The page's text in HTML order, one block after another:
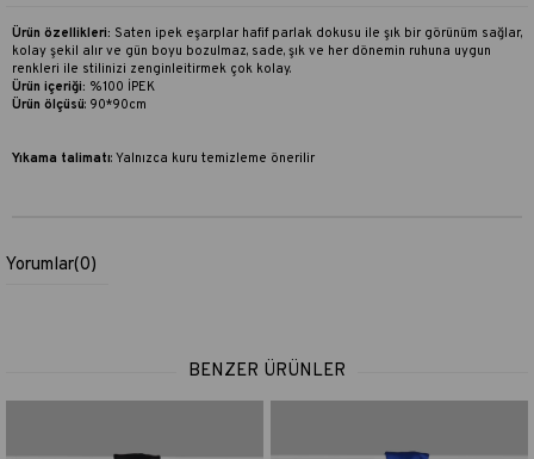
Ürün özellikleri: Saten ipek eşarplar hafif parlak dokusu ile şık bir görünüm sağlar,
kolay şekil alır ve gün boyu bozulmaz, sade, şık ve her dönemin ruhuna uygun
renkleri ile stilinizi zenginleitirmek çok kolay.
Ürün içeriği: %100 İPEK
Ürün ölçüsü: 90*90cm
Yıkama talimatı: Yalnızca kuru temizleme önerilir
Yorumlar(0)
BENZER ÜRÜNLER